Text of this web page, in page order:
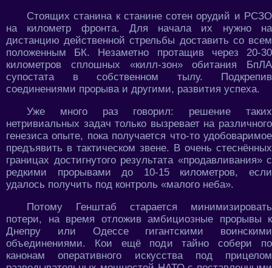
Стоящих станина к станине сотен орудий и РСЗО
на километр фронта. Для начала их нужно на
дистанцию действенной стрельбы доставить со всем
положенным БК. Незаметно протащив через 20-30
километров сплошных «килл-зон» обитания БпЛА
супостата в собственном тылу. Подкрепив
соединениями прорыва и другими, развития успеха.
Уже много раз говорил: решение таких
нетривиальных задач только вызревает на различного
генезиса опыте, пока получается что-то удобоваримое
предъявить в тактическом звене. В очень стеснённых
границах достигнутого результата «продавливания» с
редкими прорывами до 10-15 километров, если
удалось получить под контроль «малого неба».
Потому Генштаб старается минимизировать
потери, на время отложив амбициозные прорывы к
Днепру или Одессе гигантскими воинскими
объединениями. Кои ещё поди тайно собери по
канонам оперативного искусства под прицелом